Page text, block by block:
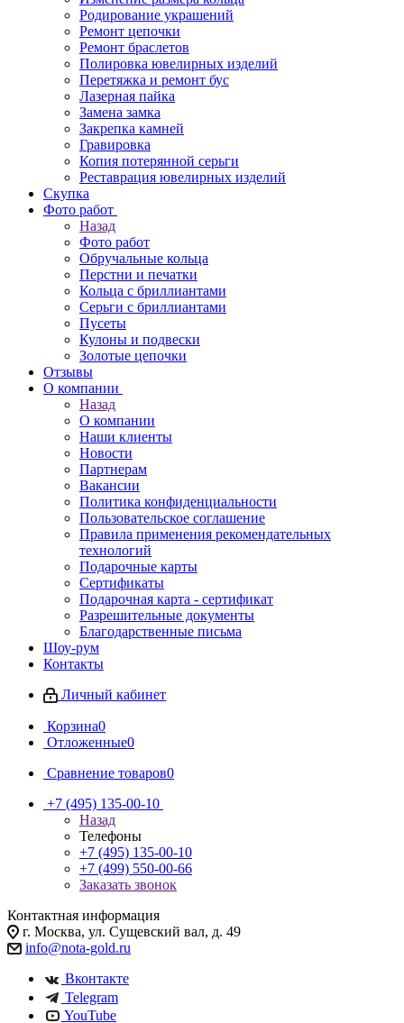
Родирование украшений
Ремонт цепочки
Ремонт браслетов
Полировка ювелирных изделий
Перетяжка и ремонт бус
Лазерная пайка
Замена замка
Закрепка камней
Гравировка
Копия потерянной серьги
Реставрация ювелирных изделий
Скупка
Фото работ
Назад
Фото работ
Обручальные кольца
Перстни и печатки
Кольца с бриллиантами
Серьги с бриллиантами
Пусеты
Кулоны и подвески
Золотые цепочки
Отзывы
О компании
Назад
О компании
Наши клиенты
Новости
Партнерам
Вакансии
Политика конфиденциальности
Пользовательское соглашение
Правила применения рекомендательных
технологий
Подарочные карты
Сертификаты
Подарочная карта - сертификат
Разрешительные документы
Благодарственные письма
Шоу-рум
Контакты
Личный кабинет
Корзина0
Отложенные0
Сравнение товаров0
+7 (495) 135-00-10
Назад
Телефоны
+7 (495) 135-00-10
+7 (499) 550-00-66
Заказать звонок
Контактная информация
г. Москва, ул. Сущевский вал, д. 49
info@nota-gold.ru
Вконтакте
Telegram
YouTube